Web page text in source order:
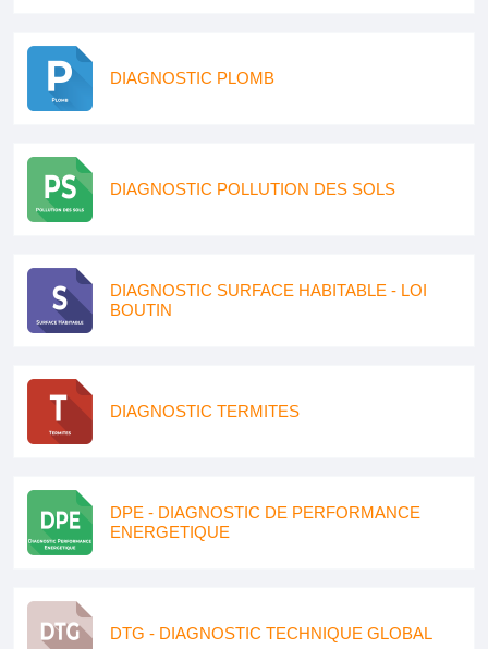
DIAGNOSTIC PLOMB
DIAGNOSTIC POLLUTION DES SOLS
DIAGNOSTIC SURFACE HABITABLE - LOI
BOUTIN
DIAGNOSTIC TERMITES
DPE - DIAGNOSTIC DE PERFORMANCE
ENERGETIQUE
DTG - DIAGNOSTIC TECHNIQUE GLOBAL